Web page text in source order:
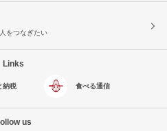
をつなぎたい
Links
納税 食べる通信
us